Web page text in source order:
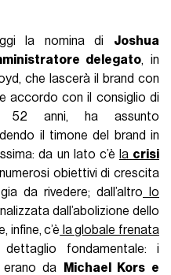
la nomina di Joshua
delegato, in
che lascerà il brand con
accordo con il consiglio di
52 anni, ha assunto
il timone del brand in
da un lato c’è la crisi
obiettivi di crescita
da rivedere; dall’altro lo
dall’abolizione dello
infine, c’è la globale frenata
fondamentale: i
erano da
Michael Kors e